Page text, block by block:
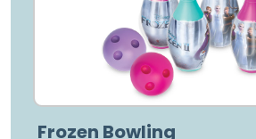
Frozen Bowling